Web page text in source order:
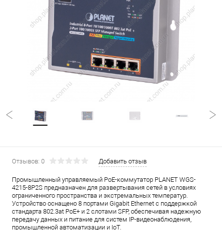
Отзывов: 0 Добавить отзыв
Промышленный управляемый PoE-коммутатор PLANET WGS-
4215-8P2S предназначен для развертывания сетей в условиях
ограниченного пространства и экстремальных температур.
Устройство оснащено 8 портами Gigabit Ethernet с поддержкой
стандарта 802.3at PoE+ и 2 слотами SFP, обеспечивая надежную
передачу данных и питание для систем IP-видеонаблюдения,
промышленной автоматизации и IoT.